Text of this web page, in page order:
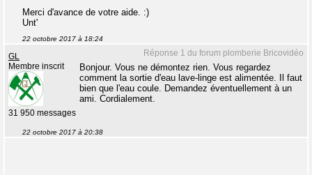
Merci d'avance de votre aide. :)
Unt'
22 octobre 2017 à 18:24
Réponse 1 du forum plomberie Bricovidéo
GL
Membre inscrit
31 950 messages
Bonjour. Vous ne démontez rien. Vous regardez
comment la sortie d'eau lave-linge est alimentée. Il faut
bien que l'eau coule. Demandez éventuellement à un
ami. Cordialement.
22 octobre 2017 à 20:38